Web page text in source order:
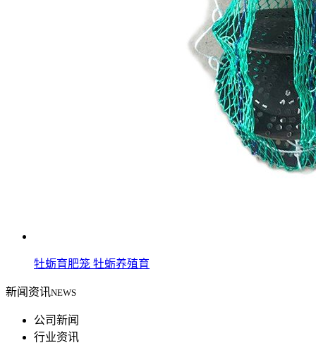
牡蛎育肥笼 牡蛎养殖育
新闻资讯NEWS
公司新闻
行业资讯